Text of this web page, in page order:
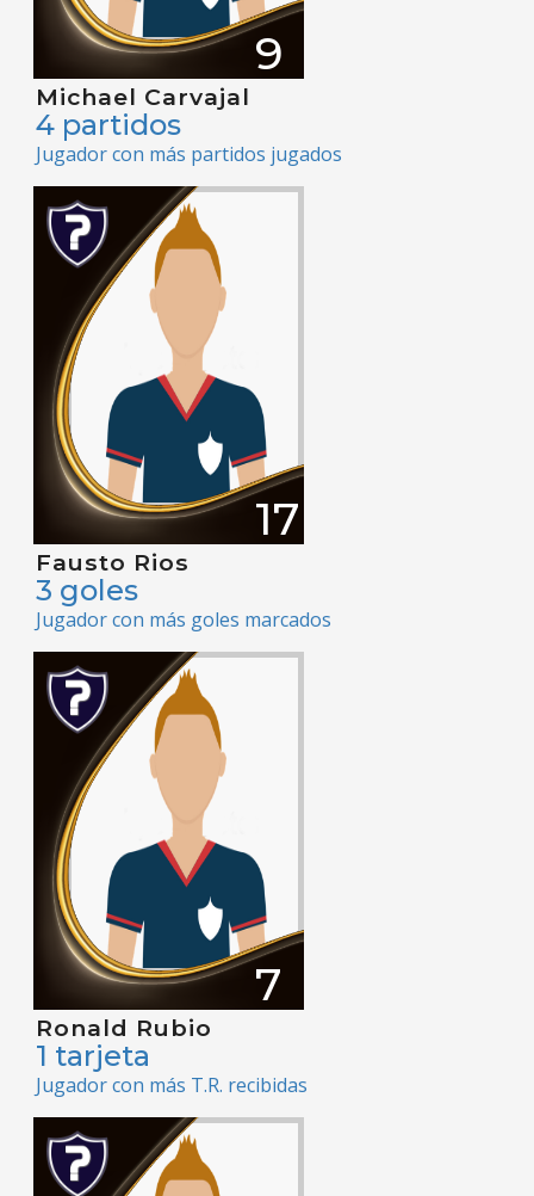
9
Michael Carvajal
4 partidos
Jugador con más partidos jugados
17
Fausto Rios
3 goles
Jugador con más goles marcados
7
Ronald Rubio
1 tarjeta
Jugador con más T.R. recibidas